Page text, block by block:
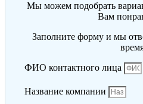
Мы можем подобрать
Вам
Заполните форму и мы
ФИО контактного лица
Название компании